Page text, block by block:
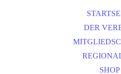
DER
ÜBER
VORTEILE EINER
KURSLEITER-SHOP